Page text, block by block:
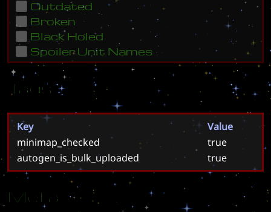
Outdated
Broken
Black Holed
Spoiler Unit Names
Tags
Key
Value
minimap_checked
true
autogen_is_bulk_uploaded
true
Meta